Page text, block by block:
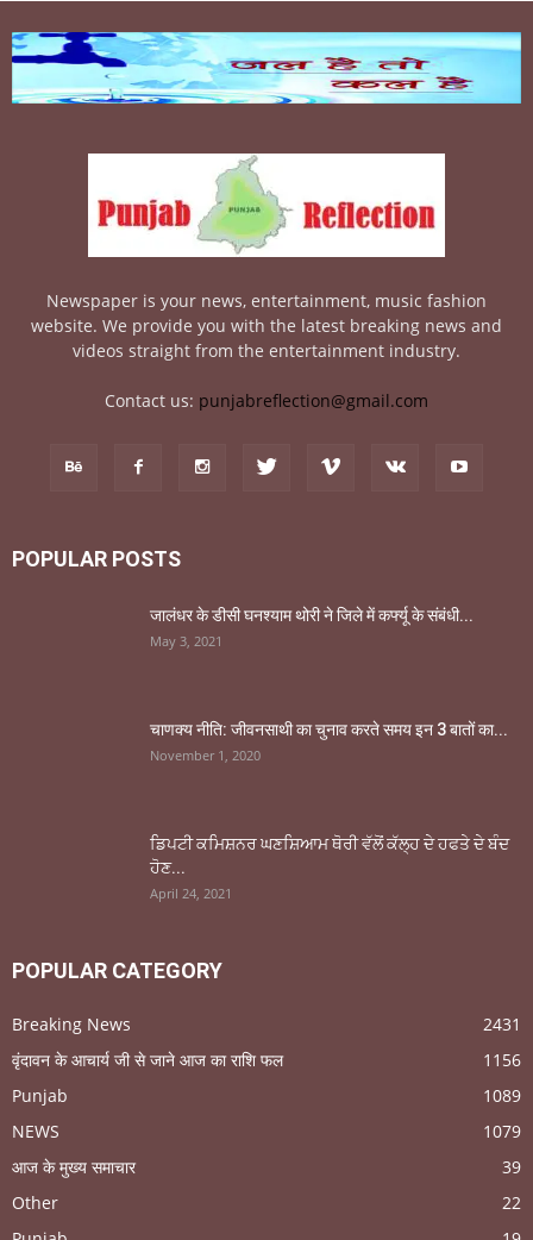
Newspaper is your news, entertainment, music fashion
website. We provide you with the latest breaking news and
videos straight from the entertainment industry.
Contact us: punjabreflection@gmail.com
POPULAR POSTS
जालंधर के डीसी घनश्याम थोरी ने जिले में कर्फ्यू के संबंधी...
May 3, 2021
चाणक्य नीति: जीवनसाथी का चुनाव करते समय इन 3 बातों का...
November 1, 2020
ਡਿਪਟੀ ਕਮਿਸ਼ਨਰ ਘਣਸ਼ਿਆਮ ਥੋਰੀ ਵੱਲੋਂ ਕੱਲ੍ਹ ਦੇ ਹਫਤੇ ਦੇ ਬੰਦ
ਹੋਣ...
April 24, 2021
POPULAR CATEGORY
Breaking News
2431
वृंदावन के आचार्य जी से जाने आज का राशि फल
1156
Punjab
1089
NEWS
1079
आज के मुख्य समाचार
39
Other
22